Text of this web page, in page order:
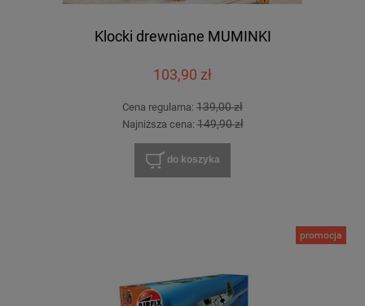
Klocki drewniane MUMINKI
103,90 zł
Cena regularna: 139,00 zł
Najniższa cena:149,90 zł
do koszyka
promocja